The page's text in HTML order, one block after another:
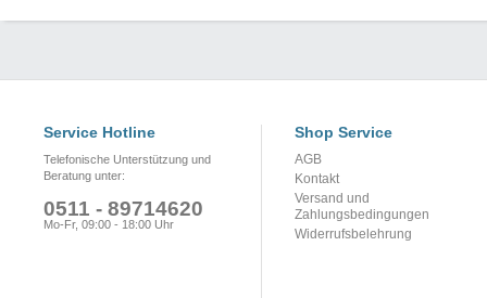
Service Hotline
Telefonische Unterstützung und
Beratung unter:
0511 - 89714620
Mo-Fr, 09:00 - 18:00 Uhr
Shop Service
AGB
Kontakt
Versand und
Zahlungsbedingungen
Widerrufsbelehrung